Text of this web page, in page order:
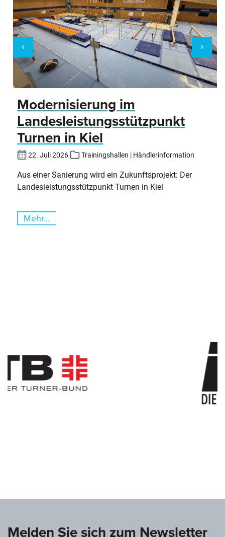
Modernisierung im
Landesleistungsstützpunkt
Turnen in Kiel
22. Juli 2026 Trainingshallen | Händlerinformation
Aus einer Sanierung wird ein Zukunftsprojekt: Der
Landesleistungsstützpunkt Turnen in Kiel
Mehr...
Melden Sie sich zum Newsletter